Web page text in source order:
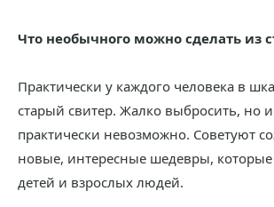
Что необычного можно сделать из
Практически у каждого человека в
старый свитер. Жалко выбросить, но и
практически невозможно. Советуют
новые, интересные шедевры,
детей и взрослых людей.